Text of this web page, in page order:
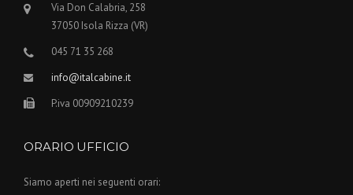
Via Don Calabria, 258
37050 Isola Rizza (VR)
045 71 35 268
info@italcabine.it
P.iva 00909210239
ORARIO UFFICIO
Siamo aperti nei seguenti orari: